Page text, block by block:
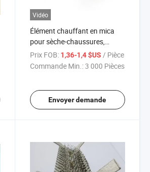
Vidéo
Élément chauffant en mica
pour sèche-chaussures,
élément chauffant pour
sèche-mains, plante de
Prix FOB: 1,36-1,4 $US / Pièce
Commande Min.:3 000 Pièces
Envoyer demande